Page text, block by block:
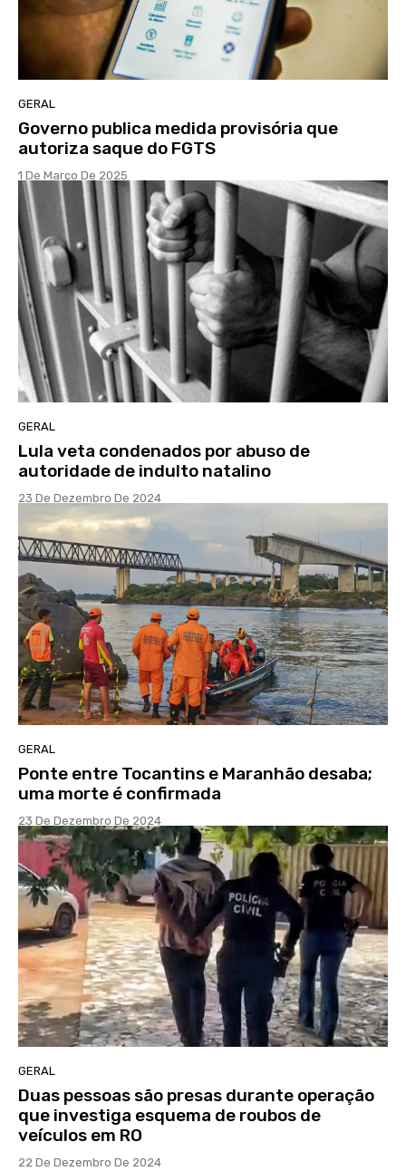
GERAL
Governo publica medida provisória que
autoriza saque do FGTS
1 De Março De 2025
GERAL
Lula veta condenados por abuso de
autoridade de indulto natalino
23 De Dezembro De 2024
GERAL
Ponte entre Tocantins e Maranhão desaba;
uma morte é confirmada
23 De Dezembro De 2024
GERAL
Duas pessoas são presas durante operação
que investiga esquema de roubos de
veículos em RO
22 De Dezembro De 2024